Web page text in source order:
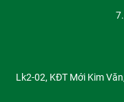
Lk2-02, KĐT Mới Kim